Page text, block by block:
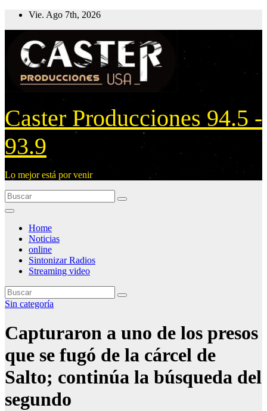
Vie. Ago 7th, 2026
Caster Producciones 94.5 -
93.9
Lo mejor está por venir
Home
Noticias
online
Sintonizar Radios
Streaming video
Sin categoría
Capturaron a uno de los presos
que se fugó de la cárcel de
Salto; continúa la búsqueda del
segundo